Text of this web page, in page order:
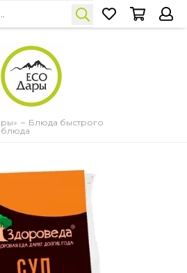
Блюда быстрого